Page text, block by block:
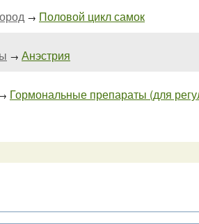
→ Половой цикл самок
→ Анэстрия
Гормональные препараты (для